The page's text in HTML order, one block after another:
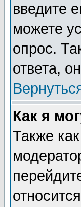
введите
можете
опрос.
ответа,
Как я
Также